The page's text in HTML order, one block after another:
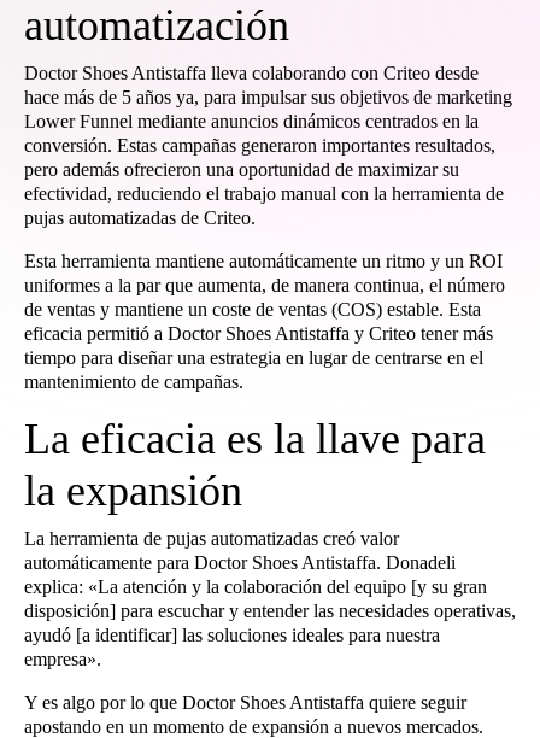
automatización
Doctor Shoes Antistaffa lleva colaborando con Criteo desde
hace más de 5 años ya, para impulsar sus objetivos de marketing
Lower Funnel mediante anuncios dinámicos centrados en la
conversión. Estas campañas generaron importantes resultados,
pero además ofrecieron una oportunidad de maximizar su
efectividad, reduciendo el trabajo manual con la herramienta de
pujas automatizadas de Criteo.
Esta herramienta mantiene automáticamente un ritmo y un ROI
uniformes a la par que aumenta, de manera continua, el número
de ventas y mantiene un coste de ventas (COS) estable. Esta
eficacia permitió a Doctor Shoes Antistaffa y Criteo tener más
tiempo para diseñar una estrategia en lugar de centrarse en el
mantenimiento de campañas.
La eficacia es la llave para
la expansión
La herramienta de pujas automatizadas creó valor
automáticamente para Doctor Shoes Antistaffa. Donadeli
explica: «La atención y la colaboración del equipo [y su gran
disposición] para escuchar y entender las necesidades operativas,
ayudó [a identificar] las soluciones ideales para nuestra
empresa».
Y es algo por lo que Doctor Shoes Antistaffa quiere seguir
apostando en un momento de expansión a nuevos mercados.